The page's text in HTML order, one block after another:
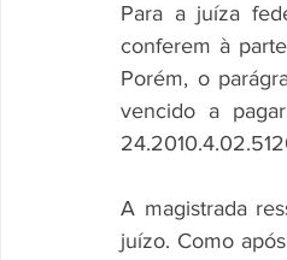
Para a juíza
conferem à
Porém, o
vencido a
A magistrada
juízo. Como